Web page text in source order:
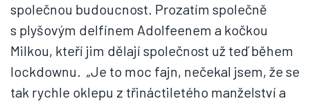
společnou budoucnost. Prozatím společně
s plyšovým delfínem Adolfeenem a kočkou
Milkou, kteří jim dělají společnost už teď během
lockdownu. „Je to moc fajn, nečekal jsem, že se
tak rychle oklepu z třináctiletého manželství a